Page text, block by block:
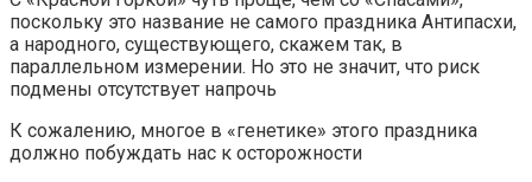
поскольку это название не самого праздника Антипасхи,
а народного, существующего, скажем так, в
параллельном измерении. Но это не значит, что риск
подмены отсутствует напрочь
К сожалению, многое в «генетике» этого праздника
должно побуждать нас к осторожности